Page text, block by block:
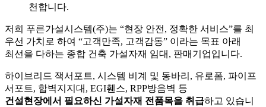
천합니다.
저희 푸른가설시스템(주)는 “현장 안전, 정확한 서비스”를 최
우선 가치로 하여 “고객만족, 고객감동” 이라는 목표 아래
최선을 다하는 종합 건축 가설자재 임대, 판매기업입니다.
하이브리드 잭서포트, 시스템 비계 및 동바리, 유로폼, 파이프
서포트, 합벽지지대, EGI휀스, RPP방음벽 등
건설현장에서 필요하신 가설자재 전품목을 취급하고 있습니